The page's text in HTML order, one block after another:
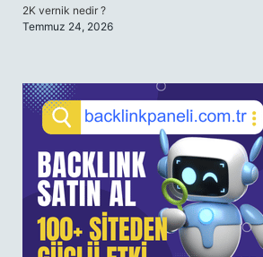
2K vernik nedir ?
Temmuz 24, 2026